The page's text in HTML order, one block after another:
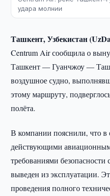
удара молнии
Ташкент, Узбекистан
Centrum Air сообщила о
Ташкент — Гуанчжоу —
воздушное судно,
этому маршруту,
полёта.
В компании пояснили, что в
действующими
требованиями
выведен из эксплуатации.
проведения полного